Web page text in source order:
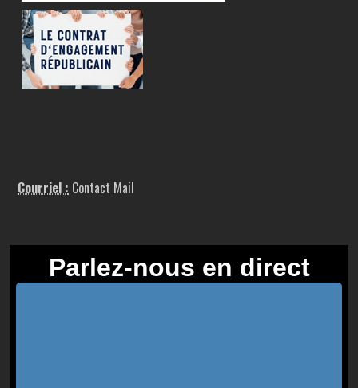
Courriel : Contact Mail